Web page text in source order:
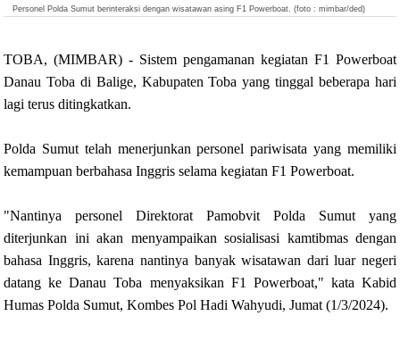
Personel Polda Sumut berinteraksi dengan wisatawan asing F1 Powerboat. (foto : mimbar/ded)
TOBA, (MIMBAR) - Sistem pengamanan kegiatan F1 Powerboat
Danau Toba di Balige, Kabupaten Toba yang tinggal beberapa hari
lagi terus ditingkatkan.
Polda Sumut telah menerjunkan personel pariwisata yang memiliki
kemampuan berbahasa Inggris selama kegiatan F1 Powerboat.
"Nantinya personel Direktorat Pamobvit Polda Sumut yang
diterjunkan ini akan menyampaikan sosialisasi kamtibmas dengan
bahasa Inggris, karena nantinya banyak wisatawan dari luar negeri
datang ke Danau Toba menyaksikan F1 Powerboat," kata Kabid
Humas Polda Sumut, Kombes Pol Hadi Wahyudi, Jumat (1/3/2024).